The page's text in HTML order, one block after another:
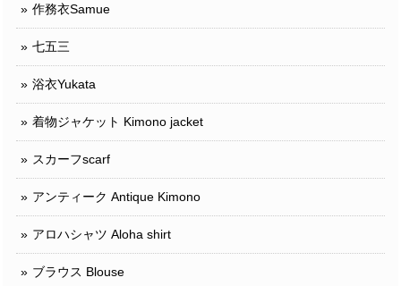
作務衣Samue
七五三
浴衣Yukata
着物ジャケット Kimono jacket
スカーフscarf
アンティーク Antique Kimono
アロハシャツ Aloha shirt
ブラウス Blouse